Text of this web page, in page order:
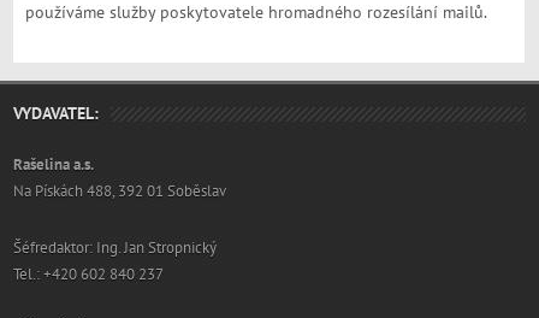
používáme služby poskytovatele hromadného rozesílání mailů.
VYDAVATEL:
Rašelina a.s.
Na Pískách 488, 392 01 Soběslav
Šéfredaktor: Ing. Jan Stropnický
Tel.: +420 602 840 237